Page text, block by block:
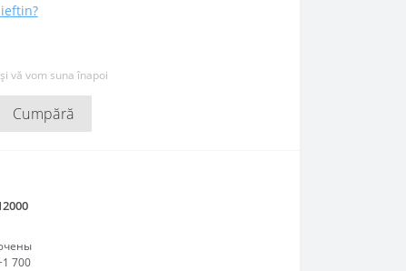
vă vom suna înapoi
Cumpără
700